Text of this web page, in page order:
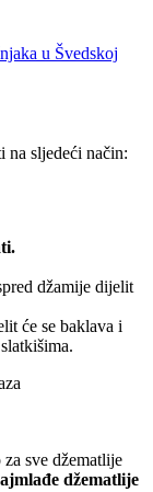
na sljedeći način:
džamije dijelit
će se baklava i
sve džematlije
džematlije